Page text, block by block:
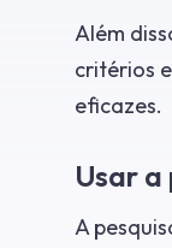
Além
critérios
eficazes.
Usar
A